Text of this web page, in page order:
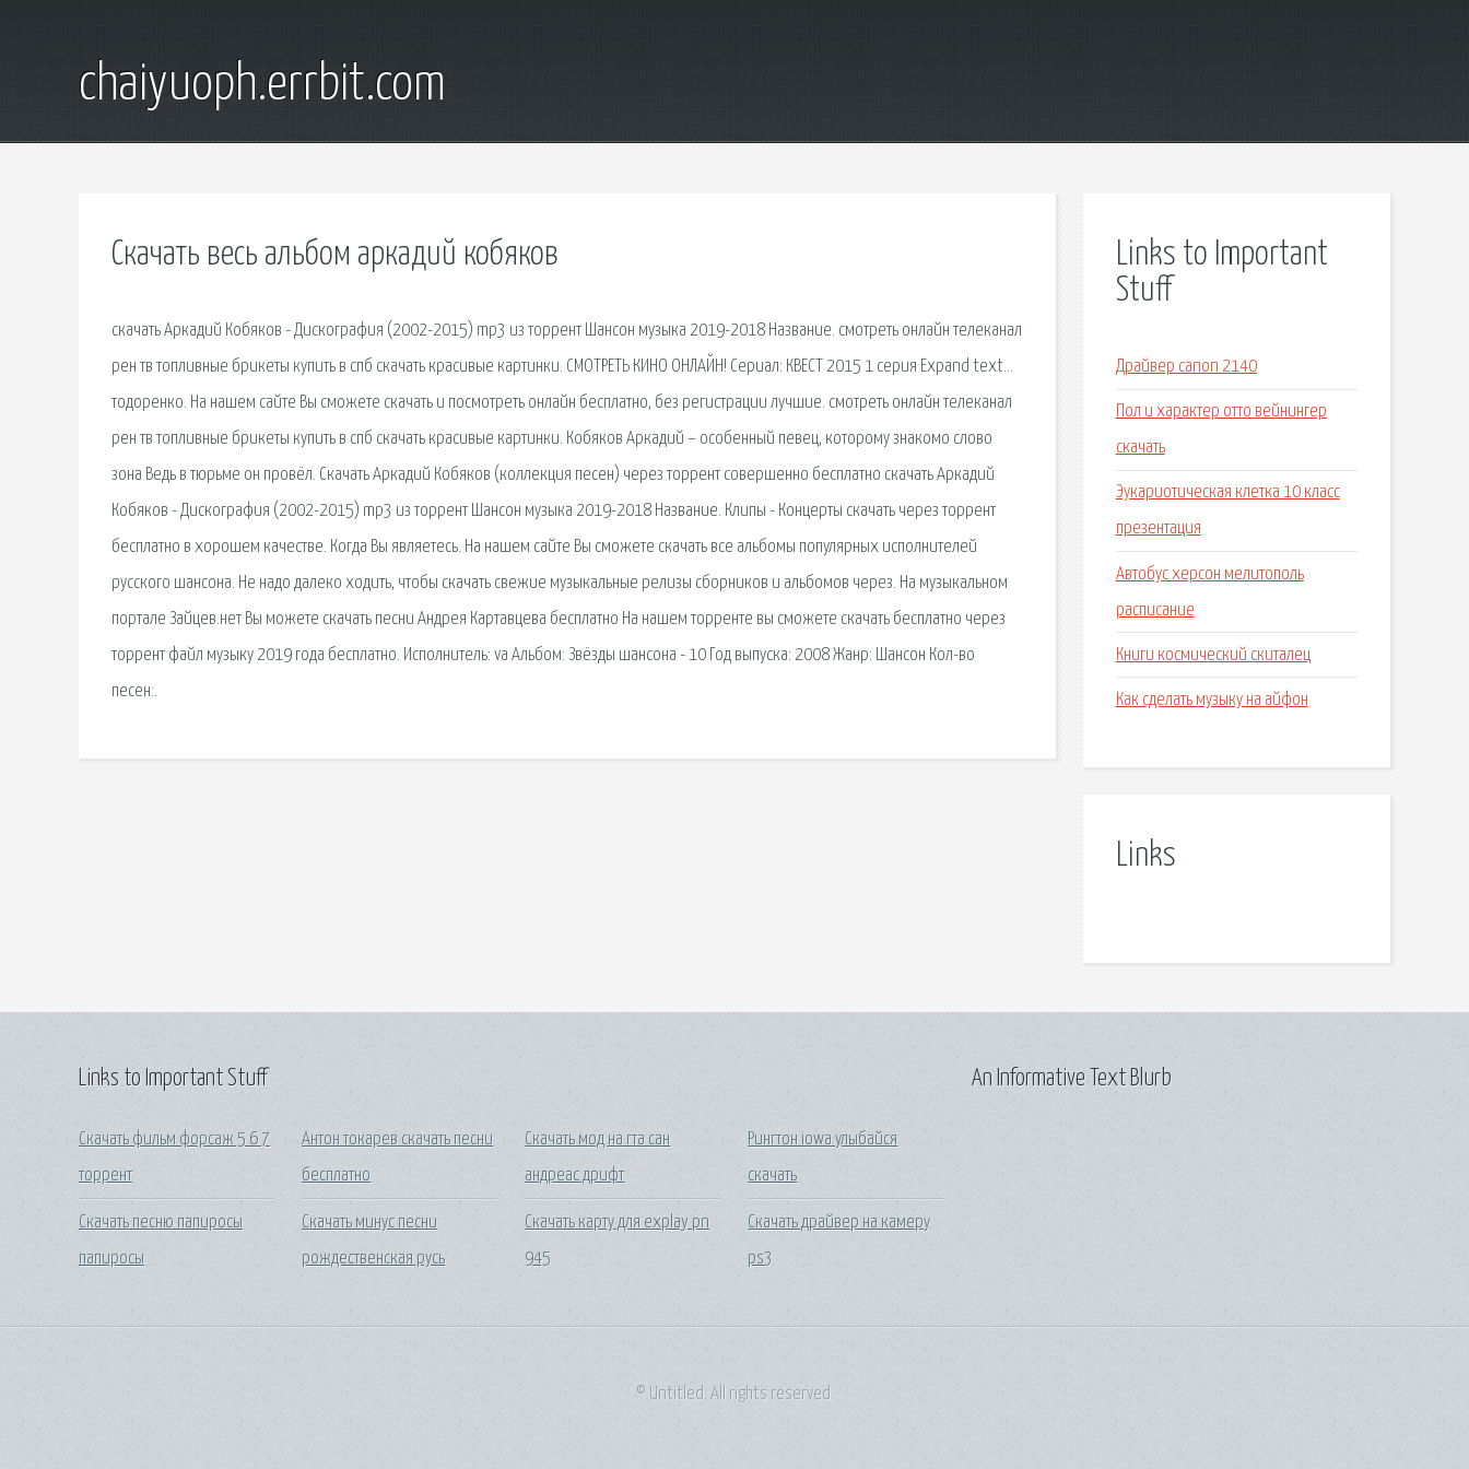
chaiyuoph.errbit.com
Скачать весь альбом аркадий кобяков
скачать Аркадий Кобяков - Дискография (2002-2015) mp3 из торрент Шансон музыка 2019-2018 Название. смотреть онлайн телеканал
рен тв топливные брикеты купить в спб скачать красивые картинки. СМОТРЕТЬ КИНО ОНЛАЙН! Сериал: КВЕСТ 2015 1 серия Expand text…
тодоренко. На нашем сайте Вы сможете скачать и посмотреть онлайн бесплатно, без регистрации лучшие. смотреть онлайн телеканал
рен тв топливные брикеты купить в спб скачать красивые картинки. Кобяков Аркадий – особенный певец, которому знакомо слово
зона Ведь в тюрьме он провёл. Скачать Аркадий Кобяков (коллекция песен) через торрент совершенно бесплатно скачать Аркадий
Кобяков - Дискография (2002-2015) mp3 из торрент Шансон музыка 2019-2018 Название. Клипы - Концерты скачать через торрент
бесплатно в хорошем качестве. Когда Вы являетесь. На нашем сайте Вы сможете скачать все альбомы популярных исполнителей
русского шансона. Не надо далеко ходить, чтобы скачать свежие музыкальные релизы сборников и альбомов через. На музыкальном
портале Зайцев.нет Вы можете скачать песни Андрея Картавцева бесплатно На нашем торренте вы сможете скачать бесплатно через
торрент файл музыку 2019 года бесплатно. Исполнитель: va Альбом: Звёзды шансона - 10 Год выпуска: 2008 Жанр: Шансон Кол-во
песен:.
Links to Important
Stuff
Драйвер canon 2140
Пол и характер отто вейнингер
скачать
Эукариотическая клетка 10 класс
презентация
Автобус херсон мелитополь
расписание
Книги космический скиталец
Как сделать музыку на айфон
Links
Links to Important Stuff
Скачать фильм форсаж 5 6 7
торрент
Скачать песню папиросы
папиросы
Антон токарев скачать песни
бесплатно
Скачать минус песни
рождественская русь
Скачать мод на гта сан
андреас дрифт
Скачать карту для explay pn
945
Рингтон iowa улыбайся
скачать
Скачать драйвер на камеру
ps3
An Informative Text Blurb
© Untitled. All rights reserved.